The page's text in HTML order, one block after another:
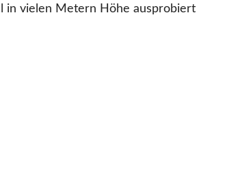
in vielen Metern Höhe ausprobiert